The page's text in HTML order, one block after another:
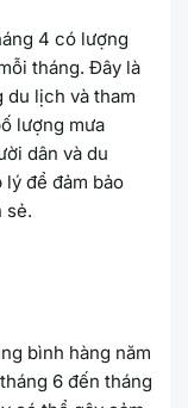
4 có lượng
tháng. Đây là
lịch và tham
lượng mưa
dân và du
để đảm bảo
sẻ.
bình hàng năm
6 đến tháng